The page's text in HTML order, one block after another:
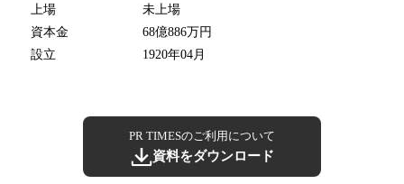
上場
未上場
資本金
68億886万円
設立
1920年04月
PR TIMESのご利用について
資料をダウンロード